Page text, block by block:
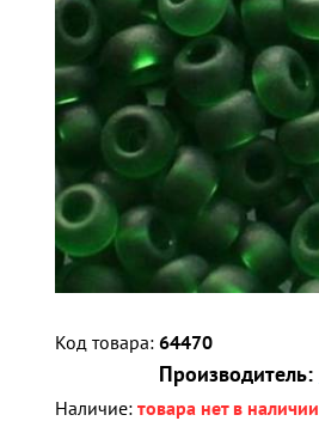
Код товара: 64470
Производитель:
Наличие: товара нет в наличии